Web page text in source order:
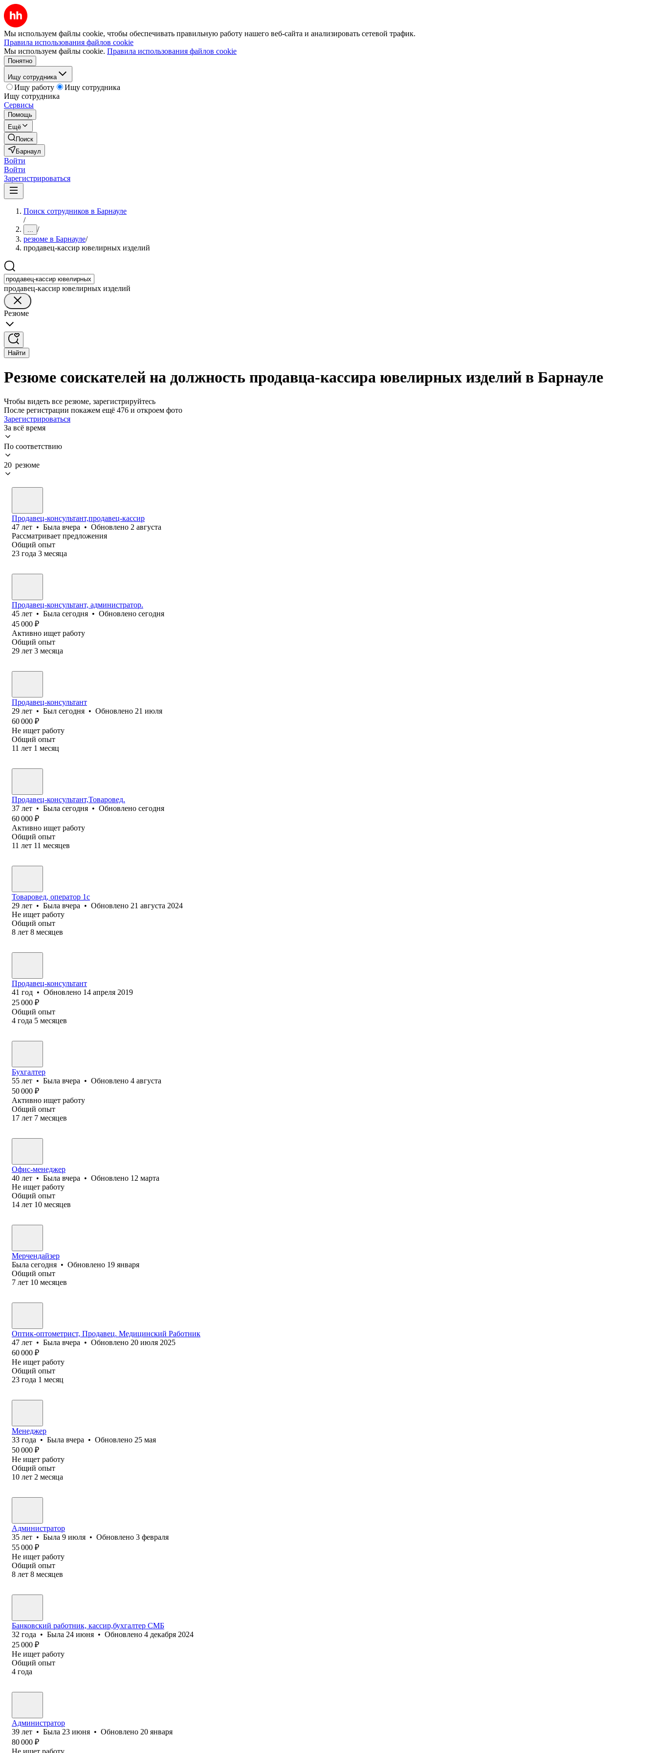
Мы используем файлы cookie, чтобы обеспечивать правильную работу нашего веб-сайта и анализировать сетевой трафик.
Правила использования файлов cookie
Мы используем файлы cookie. Правила использования файлов cookie
Понятно
Ищу сотрудника
Ищу работу
Ищу сотрудника
Ищу сотрудника
Сервисы
Помощь
Ещё
Поиск
Барнаул
Войти
Войти
Зарегистрироваться
Поиск сотрудников в Барнауле
/
... /
резюме в Барнауле/
продавец-кассир ювелирных изделий
продавец-кассир ювелирных изделий
Резюме
Найти
Резюме соискателей на должность продавца-кассира ювелирных изделий в Барнауле
Чтобы видеть все резюме, зарегистрируйтесь
После регистрации покажем ещё 476 и откроем фото
Зарегистрироваться
За всё время
По соответствию
20 резюме
Продавец-консультант,продавец-кассир
47 лет • Была вчера • Обновлено 2 августа
Рассматривает предложения
Общий опыт
23 года 3 месяца
Продавец-консультант, администратор.
45 лет • Была сегодня • Обновлено сегодня
45 000 ₽
Активно ищет работу
Общий опыт
29 лет 3 месяца
Продавец-консультант
29 лет • Был сегодня • Обновлено 21 июля
60 000 ₽
Не ищет работу
Общий опыт
11 лет 1 месяц
Продавец-консультант,Товаровед.
37 лет • Была сегодня • Обновлено сегодня
60 000 ₽
Активно ищет работу
Общий опыт
11 лет 11 месяцев
Товаровед, оператор 1с
29 лет • Была вчера • Обновлено 21 августа 2024
Не ищет работу
Общий опыт
8 лет 8 месяцев
Продавец-консультант
41 год • Обновлено 14 апреля 2019
25 000 ₽
Общий опыт
4 года 5 месяцев
Бухгалтер
55 лет • Была вчера • Обновлено 4 августа
50 000 ₽
Активно ищет работу
Общий опыт
17 лет 7 месяцев
Офис-менеджер
40 лет • Была вчера • Обновлено 12 марта
Не ищет работу
Общий опыт
14 лет 10 месяцев
Мерчендайзер
Была сегодня • Обновлено 19 января
Общий опыт
7 лет 10 месяцев
Оптик-оптометрист, Продавец. Медицинский Работник
47 лет • Была вчера • Обновлено 20 июля 2025
60 000 ₽
Не ищет работу
Общий опыт
23 года 1 месяц
Менеджер
33 года • Была вчера • Обновлено 25 мая
50 000 ₽
Не ищет работу
Общий опыт
10 лет 2 месяца
Администратор
35 лет • Была 9 июля • Обновлено 3 февраля
55 000 ₽
Не ищет работу
Общий опыт
8 лет 8 месяцев
Банковский работник, кассир,бухгалтер СМБ
32 года • Была 24 июня • Обновлено 4 декабря 2024
25 000 ₽
Не ищет работу
Общий опыт
4 года
Администратор
39 лет • Была 23 июня • Обновлено 20 января
80 000 ₽
Не ищет работу